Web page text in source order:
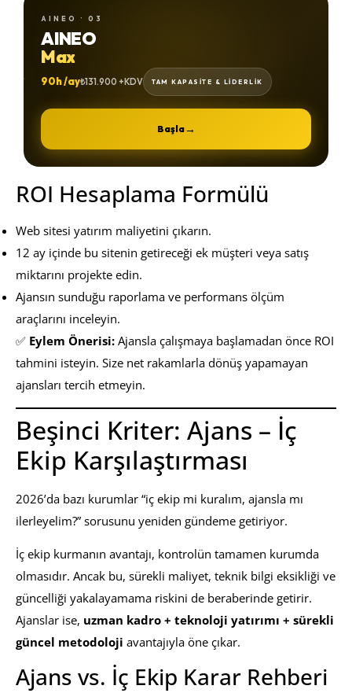
AINEO · 03
AINEO
Max
90h /ay₺131.900 +KDV TAM KAPASİTE & LİDERLİK
Başla→
ROI Hesaplama Formülü
Web sitesi yatırım maliyetini çıkarın.
12 ay içinde bu sitenin getireceği ek müşteri veya satış
miktarını projekte edin.
Ajansın sunduğu raporlama ve performans ölçüm
araçlarını inceleyin.
✅ Eylem Önerisi: Ajansla çalışmaya başlamadan önce ROI
tahmini isteyin. Size net rakamlarla dönüş yapamayan
ajansları tercih etmeyin.
Beşinci Kriter: Ajans – İç
Ekip Karşılaştırması
2026’da bazı kurumlar “iç ekip mi kuralım, ajansla mı
ilerleyelim?” sorusunu yeniden gündeme getiriyor.
İç ekip kurmanın avantajı, kontrolün tamamen kurumda
olmasıdır. Ancak bu, sürekli maliyet, teknik bilgi eksikliği ve
güncelliği yakalayamama riskini de beraberinde getirir.
Ajanslar ise, uzman kadro + teknoloji yatırımı + sürekli
güncel metodoloji avantajıyla öne çıkar.
Ajans vs. İç Ekip Karar Rehberi